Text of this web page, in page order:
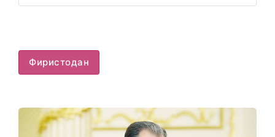
Фиристодан